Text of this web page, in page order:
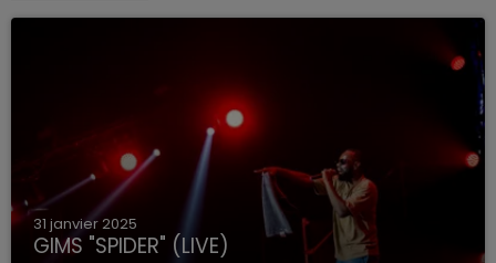
31 janvier 2025
GIMS "SPIDER" (LIVE)